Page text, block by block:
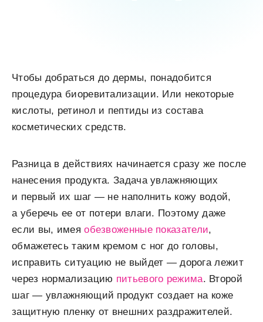
Чтобы добраться до дермы, понадобится
процедура биоревитализации. Или некоторые
кислоты, ретинол и пептиды из состава
косметических средств.
Разница в действиях начинается сразу же после
нанесения продукта. Задача увлажняющих
и первый их шаг — не наполнить кожу водой,
а уберечь ее от потери влаги. Поэтому даже
если вы, имеяобезвоженные показатели,
обмажетесь таким кремом с ног до головы,
исправить ситуацию не выйдет — дорога лежит
через нормализацию питьевого режима. Второй
шаг — увлажняющий продукт создает на коже
защитную пленку от внешних раздражителей.